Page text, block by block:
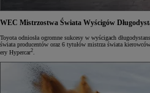
WEC Mistrzostwa Świata Wyścigów
Toyota odniosła ogromne sukcesy w wyścigach
świata producentów oraz 6 tytułów mistrza świata
ery Hypercar2.